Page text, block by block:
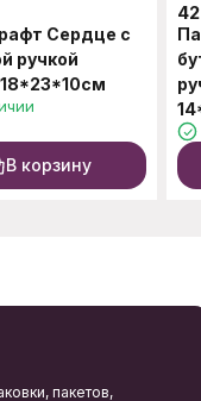
Сердце с
ручкой
В корзину
42
пакетов,